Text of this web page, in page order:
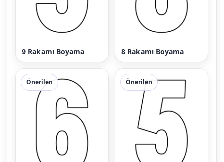
9 Rakamı Boyama 8 Rakamı Boyama
Önerilen Önerilen